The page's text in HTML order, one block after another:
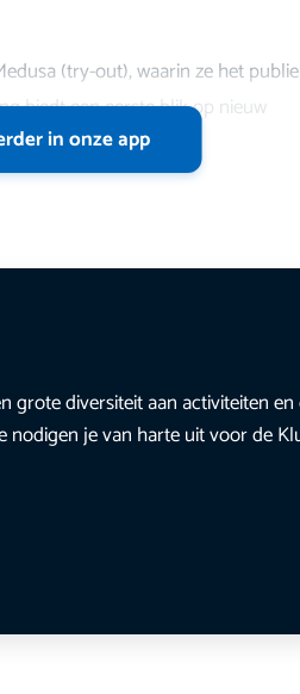
(try-out), waarin ze het
biedt een eerste blik op nieuw
in onze app
grote diversiteit aan activiteiten
nodigen je van harte uit voor de